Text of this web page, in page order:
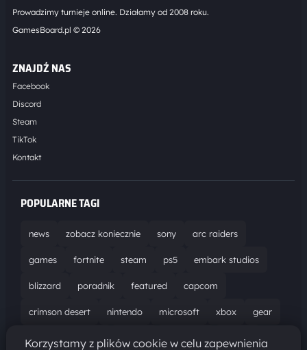
Prowadzimy turnieje online. Działamy od 2008 roku.
GamesBoard.pl © 2026
ZNAJDŹ NAS
Facebook
Discord
Steam
TikTok
Kontakt
POPULARNE TAGI
news zobacz koniecznie sony arc raiders
games fortnite steam ps5 embark studios
blizzard poradnik featured capcom
crimson desert nintendo microsoft xbox gear
world of warcraft solucja marathon ubisoft
Korzystamy z plików cookie w celu zapewnienia